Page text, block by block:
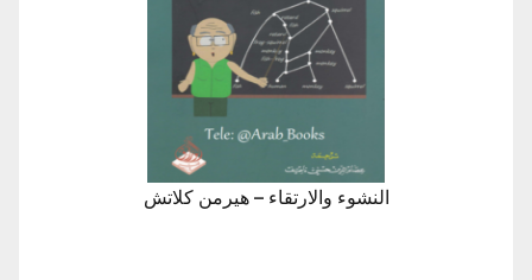
النشوء والارتقاء – هيرمن كلاتش